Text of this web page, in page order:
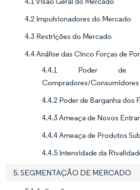
4.2 Impulsionadores do Mercado
4.3 Restrições do Mercado
4.4 Análise das Cinco Forças de
4.4.1 Poder de
Compradores/Consumidores
4.4.2 Poder de Barganha dos
4.4.3 Ameaça de Novos
4.4.4 Ameaça de Produtos
4.4.5 Intensidade da
5. SEGMENTAÇÃO DE MERCADO